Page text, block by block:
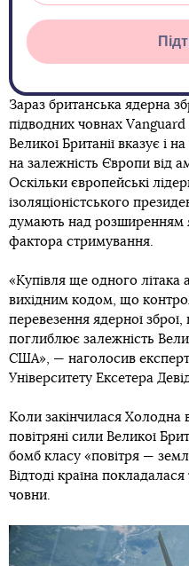
Зараз британська ядерна
підводних човнах Vanguard
Великої Британії вказує і
на залежність Європи від
Оскільки європейські
ізоляціоністського
думають над розширенням
фактора стримування.
«Купівля ще одного літака
вихідним кодом, що
перевезення ядерної
поглиблює залежність
США», — наголосив
Університету Ексетера
Коли закінчилася Холодна
повітряні сили Великої
бомб класу «повітря —
Відтоді країна
човни.